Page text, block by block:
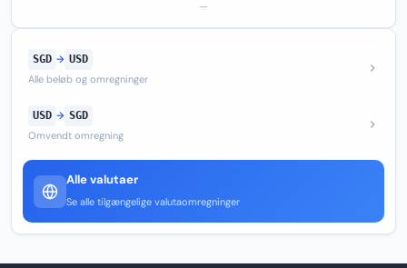
—
SGD → USD
Alle beløb og omregninger
USD → SGD
Omvendt omregning
Alle valutaer
Se alle tilgængelige valutaomregninger